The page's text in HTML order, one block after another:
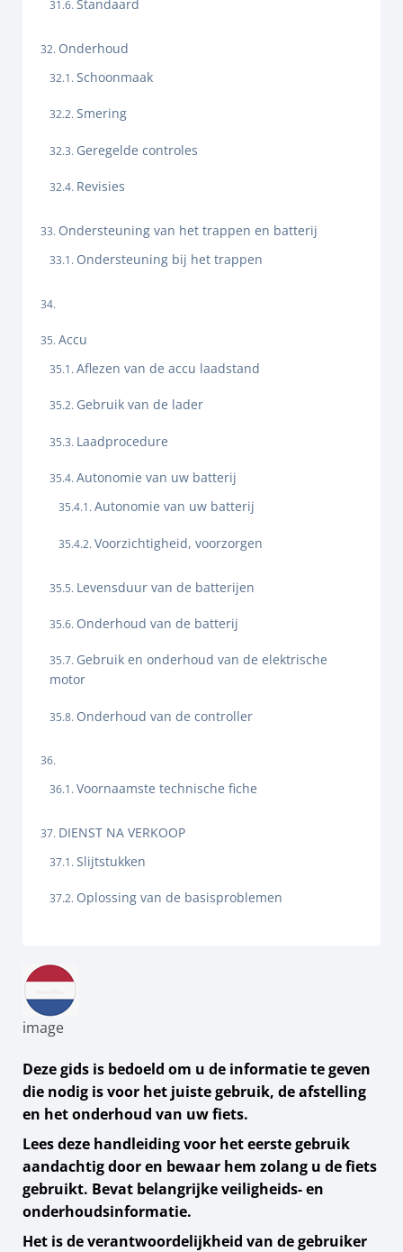
Standaard
Onderhoud
Schoonmaak
Smering
Geregelde controles
Revisies
Ondersteuning van het trappen en batterij
Ondersteuning bij het trappen
Accu
Aflezen van de accu laadstand
Gebruik van de lader
Laadprocedure
Autonomie van uw batterij
Autonomie van uw batterij
Voorzichtigheid, voorzorgen
Levensduur van de batterijen
Onderhoud van de batterij
Gebruik en onderhoud van de elektrische
motor
Onderhoud van de controller
Voornaamste technische fiche
DIENST NA VERKOOP
Slijtstukken
Oplossing van de basisproblemen
image
Deze gids is bedoeld om u de informatie te geven
die nodig is voor het juiste gebruik, de afstelling
en het onderhoud van uw fiets.
Lees deze handleiding voor het eerste gebruik
aandachtig door en bewaar hem zolang u de fiets
gebruikt. Bevat belangrijke veiligheids- en
onderhoudsinformatie.
Het is de verantwoordelijkheid van de gebruiker